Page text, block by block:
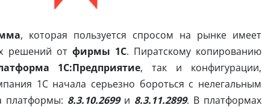
, которая пользуется спросом на рынке имеет
решений от фирмы 1С. Пиратскому копированию
1С:Предприятие, так и конфигурации,
1С начала серьезно бороться с нелегальным
платформы: 8.3.10.2699и 8.3.11.2899. В платформах